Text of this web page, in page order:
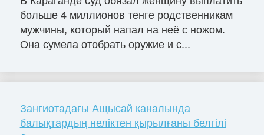
больше 4 миллионов тенге родственникам
мужчины, который напал на неё с ножом.
Она сумела отобрать оружие и с...
Зангиотадағы Ащысай каналында
балықтардың неліктен қырылғаны белгілі